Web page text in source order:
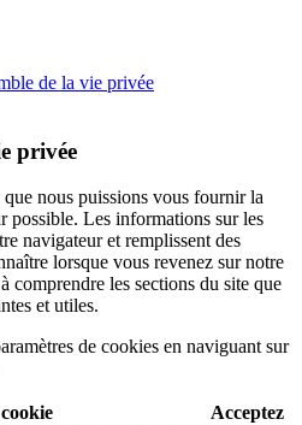
de la vie privée
privée
nous puissions vous fournir la
possible. Les informations sur les
navigateur et remplissent des
lorsque vous revenez sur notre
comprendre les sections du site que
et utiles.
de cookies en naviguant sur
Acceptez